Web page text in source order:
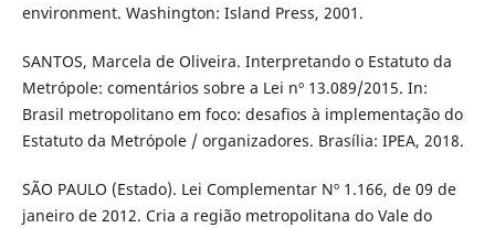
environment. Washington: Island Press, 2001.
SANTOS, Marcela de Oliveira. Interpretando o Estatuto da
Metrópole: comentários sobre a Lei nº 13.089/2015. In:
Brasil metropolitano em foco: desafios à implementação do
Estatuto da Metrópole / organizadores. Brasília: IPEA, 2018.
SÃO PAULO (Estado). Lei Complementar Nº 1.166, de 09 de
janeiro de 2012. Cria a região metropolitana do Vale do